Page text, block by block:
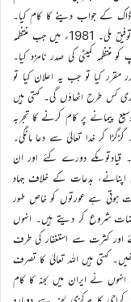
کے جواب دینے کا کام کیا۔
پھر مختلف حیثیتوں سے ان کو کراچی میں لجنہ کا کام کرنے کی توفیق ملی۔ 1981ء میں جب منتظمہ
منتظمہ کمیٹی کی صدر نامزد کیا۔
مقرر کیا تو جب یہ اعلان کیا تو
کس طرح اٹھاؤں گی۔ کہتی ہیں
پیمانے پر کام کرنے کا تجربہ
کر خدا تعالیٰ سے دعا مانگی۔
قیادتوںکے دورے کئے اور ان
اپنانے، بدعات کے خلاف جہاد
ہوتی ہے عورتوں کو خاص طور
شروع کر دیتے ہیں۔ انہوں
اور کثرت سے استغفار کی طرف
کہتی ہیں اللہ تعالیٰ کا تصرف
جماعت کی لجنہ ترقی کرنے لگیں۔ 1961ء سے انہوں نے ایران میں لجنہ کا کام